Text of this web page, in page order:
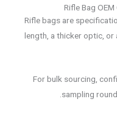
Rifle Bag
Rifle bags are
length, a thicker optic,
For bulk sourcing,
sampling